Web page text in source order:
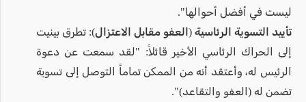
ليست في أفضل أحوالها".
تأييد التسوية الرئاسية (العفو مقابل الاعتزال):تطرق بينيت
إلى الحراك الرئاسي الأخير قائلاً: "لقد سمعت عن دعوة
الرئيس له، وأعتقد أنه من الممكن تماماً التوصل إلى تسوية
تضمن له (العفو والتقاعد)".